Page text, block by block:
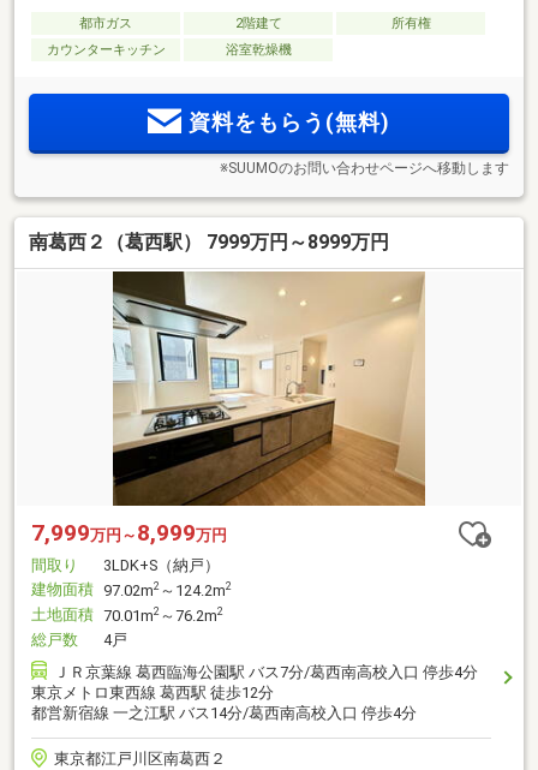
都市ガス 2階建て
所有権
カウンターキッチン
浴室乾燥機
資料をもらう(無料)
※SUUMOのお問い合わせページへ移動します
南葛西２（葛西駅） 7999万円～8999万円
7,999万円～ 8,999万円
間取り
3LDK+S（納戸）
建物面積 97.02m2 ～124.2m2
土地面積 70.01m2 ～76.2m2
総戸数
4戸
ＪＲ京葉線 葛西臨海公園駅 バス7分/葛西南高校入口 停歩4分
東京メトロ東西線 葛西駅 徒歩12分
都営新宿線 一之江駅 バス14分/葛西南高校入口 停歩4分
東京都江戸川区南葛西２